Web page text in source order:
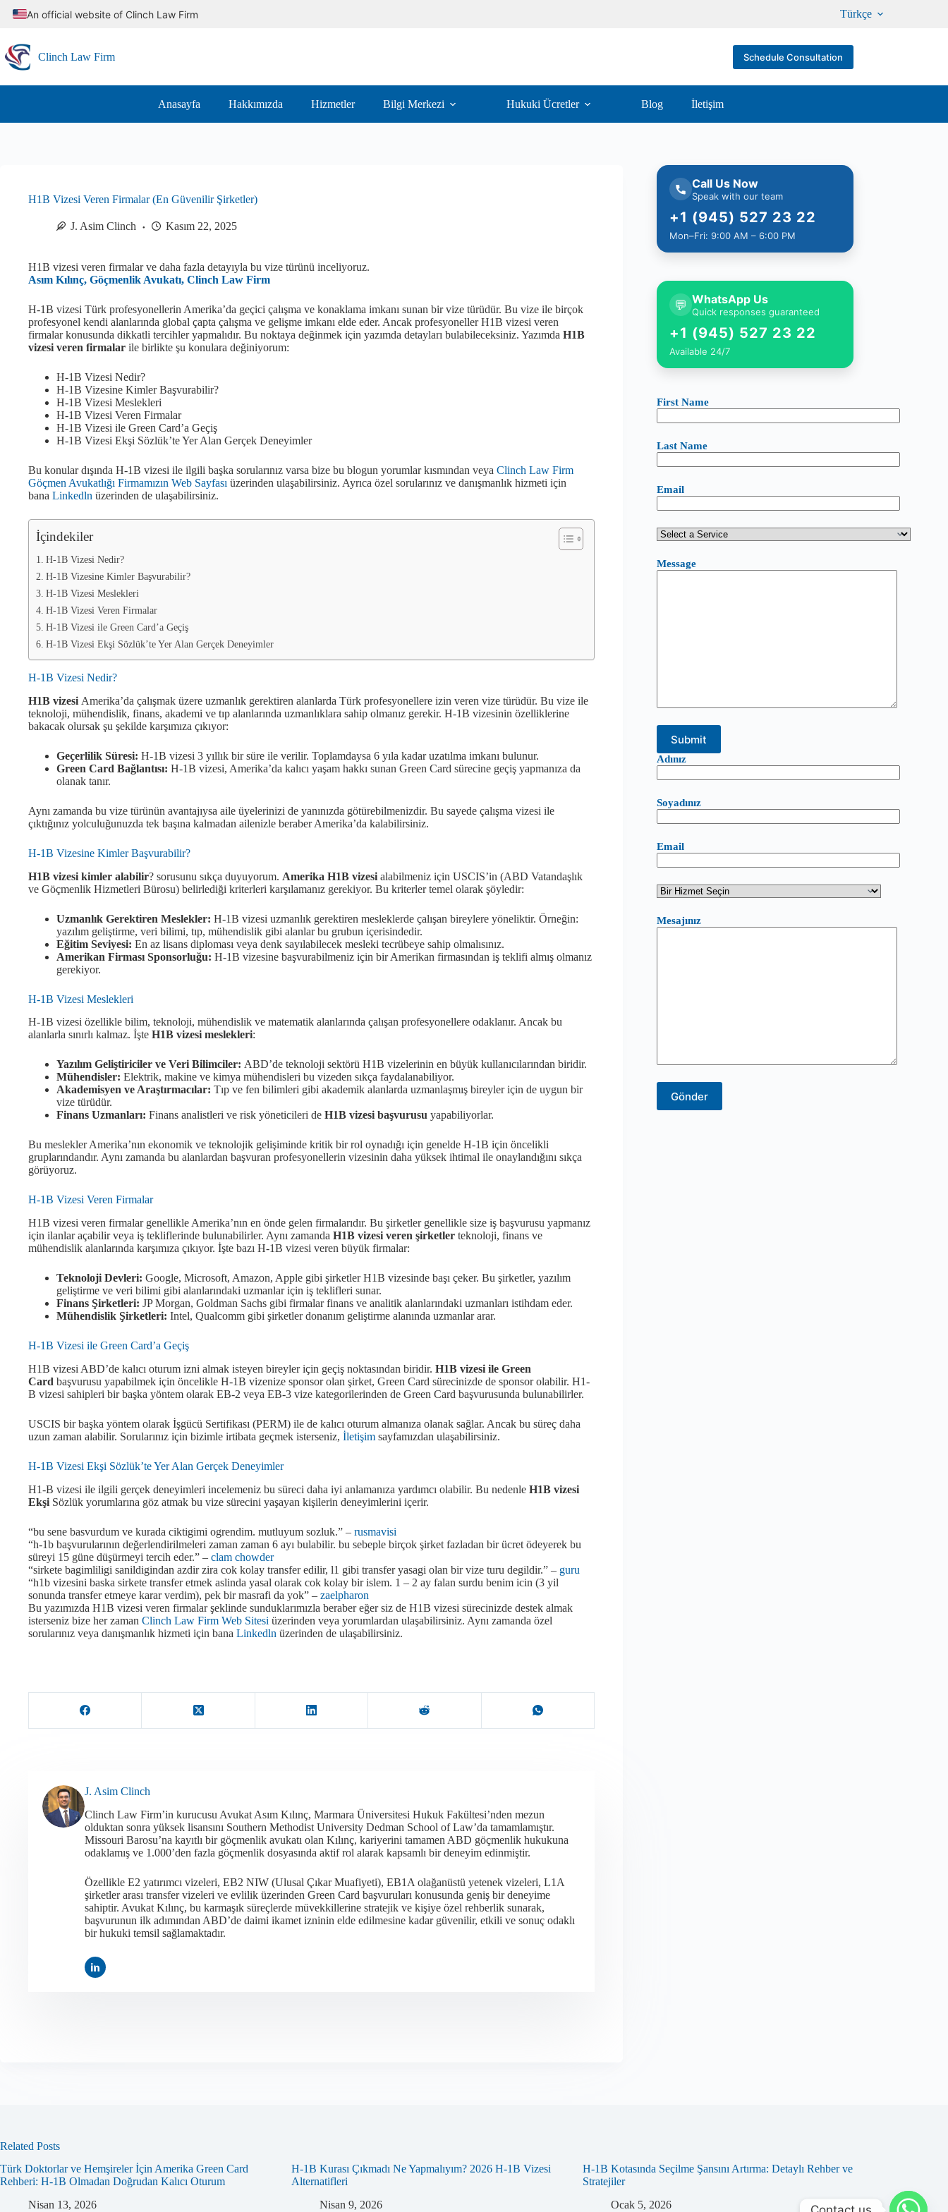
An official website of Clinch Law Firm Türkçe
Clinch Law Firm Schedule Consultation
Anasayfa Hakkımızda Hizmetler Bilgi Merkezi Hukuki Ücretler Blog İletişim
H1B Vizesi Veren Firmalar (En Güvenilir Şirketler)
J. Asim Clinch Kasım 22, 2025
H1B vizesi veren firmalar ve daha fazla detayıyla bu vize türünü inceliyoruz.
Asım Kılınç, Göçmenlik Avukatı, Clinch Law Firm
H-1B vizesi Türk profesyonellerin Amerika’da geçici çalışma ve konaklama imkanı sunan bir vize türüdür. Bu vize ile birçok
profesyonel kendi alanlarında global çapta çalışma ve gelişme imkanı elde eder. Ancak profesyoneller H1B vizesi veren
firmalar konusunda dikkatli tercihler yapmalıdır. Bu noktaya değinmek için yazımda detayları bulabileceksiniz. Yazımda H1B
vizesi veren firmalar ile birlikte şu konulara değiniyorum:
H-1B Vizesi Nedir?
H-1B Vizesine Kimler Başvurabilir?
H-1B Vizesi Meslekleri
H-1B Vizesi Veren Firmalar
H-1B Vizesi ile Green Card’a Geçiş
H-1B Vizesi Ekşi Sözlük’te Yer Alan Gerçek Deneyimler
Bu konular dışında H-1B vizesi ile ilgili başka sorularınız varsa bize bu blogun yorumlar kısmından veya Clinch Law Firm
Göçmen Avukatlığı Firmamızın Web Sayfası üzerinden ulaşabilirsiniz. Ayrıca özel sorularınız ve danışmanlık hizmeti için
bana Linkedln üzerinden de ulaşabilirsiniz.
İçindekiler
H-1B Vizesi Nedir?
H-1B Vizesine Kimler Başvurabilir?
H-1B Vizesi Meslekleri
H-1B Vizesi Veren Firmalar
H-1B Vizesi ile Green Card’a Geçiş
H-1B Vizesi Ekşi Sözlük’te Yer Alan Gerçek Deneyimler
H-1B Vizesi Nedir?
H1B vizesi Amerika’da çalışmak üzere uzmanlık gerektiren alanlarda Türk profesyonellere izin veren vize türüdür. Bu vize ile
teknoloji, mühendislik, finans, akademi ve tıp alanlarında uzmanlıklara sahip olmanız gerekir. H-1B vizesinin özelliklerine
bakacak olursak şu şekilde karşımıza çıkıyor:
Geçerlilik Süresi: H-1B vizesi 3 yıllık bir süre ile verilir. Toplamdaysa 6 yıla kadar uzatılma imkanı bulunur.
Green Card Bağlantısı: H-1B vizesi, Amerika’da kalıcı yaşam hakkı sunan Green Card sürecine geçiş yapmanıza da
olanak tanır.
Aynı zamanda bu vize türünün avantajıysa aile üyelerinizi de yanınızda götürebilmenizdir. Bu sayede çalışma vizesi ile
çıktığınız yolculuğunuzda tek başına kalmadan ailenizle beraber Amerika’da kalabilirsiniz.
H-1B Vizesine Kimler Başvurabilir?
H1B vizesi kimler alabilir? sorusunu sıkça duyuyorum. Amerika H1B vizesi alabilmeniz için USCIS’in (ABD Vatandaşlık
ve Göçmenlik Hizmetleri Bürosu) belirlediği kriterleri karşılamanız gerekiyor. Bu kriterler temel olarak şöyledir:
Uzmanlık Gerektiren Meslekler: H-1B vizesi uzmanlık gerektiren mesleklerde çalışan bireylere yöneliktir. Örneğin:
yazılım geliştirme, veri bilimi, tıp, mühendislik gibi alanlar bu grubun içerisindedir.
Eğitim Seviyesi: En az lisans diploması veya denk sayılabilecek mesleki tecrübeye sahip olmalısınız.
Amerikan Firması Sponsorluğu: H-1B vizesine başvurabilmeniz için bir Amerikan firmasından iş teklifi almış olmanız
gerekiyor.
H-1B Vizesi Meslekleri
H-1B vizesi özellikle bilim, teknoloji, mühendislik ve matematik alanlarında çalışan profesyonellere odaklanır. Ancak bu
alanlarla sınırlı kalmaz. İşte H1B vizesi meslekleri:
Yazılım Geliştiriciler ve Veri Bilimciler: ABD’de teknoloji sektörü H1B vizelerinin en büyük kullanıcılarından biridir.
Mühendisler: Elektrik, makine ve kimya mühendisleri bu vizeden sıkça faydalanabiliyor.
Akademisyen ve Araştırmacılar: Tıp ve fen bilimleri gibi akademik alanlarda uzmanlaşmış bireyler için de uygun bir
vize türüdür.
Finans Uzmanları: Finans analistleri ve risk yöneticileri de H1B vizesi başvurusu yapabiliyorlar.
Bu meslekler Amerika’nın ekonomik ve teknolojik gelişiminde kritik bir rol oynadığı için genelde H-1B için öncelikli
gruplarındandır. Aynı zamanda bu alanlardan başvuran profesyonellerin vizesinin daha yüksek ihtimal ile onaylandığını sıkça
görüyoruz.
H-1B Vizesi Veren Firmalar
H1B vizesi veren firmalar genellikle Amerika’nın en önde gelen firmalarıdır. Bu şirketler genellikle size iş başvurusu yapmanız
için ilanlar açabilir veya iş tekliflerinde bulunabilirler. Aynı zamanda H1B vizesi veren şirketler teknoloji, finans ve
mühendislik alanlarında karşımıza çıkıyor. İşte bazı H-1B vizesi veren büyük firmalar:
Teknoloji Devleri: Google, Microsoft, Amazon, Apple gibi şirketler H1B vizesinde başı çeker. Bu şirketler, yazılım
geliştirme ve veri bilimi gibi alanlarındaki uzmanlar için iş teklifleri sunar.
Finans Şirketleri: JP Morgan, Goldman Sachs gibi firmalar finans ve analitik alanlarındaki uzmanları istihdam eder.
Mühendislik Şirketleri: Intel, Qualcomm gibi şirketler donanım geliştirme alanında uzmanlar arar.
H-1B Vizesi ile Green Card’a Geçiş
H1B vizesi ABD’de kalıcı oturum izni almak isteyen bireyler için geçiş noktasından biridir. H1B vizesi ile Green
Card başvurusu yapabilmek için öncelikle H-1B vizenize sponsor olan şirket, Green Card sürecinizde de sponsor olabilir. H1-
B vizesi sahipleri bir başka yöntem olarak EB-2 veya EB-3 vize kategorilerinden de Green Card başvurusunda bulunabilirler.
USCIS bir başka yöntem olarak İşgücü Sertifikası (PERM) ile de kalıcı oturum almanıza olanak sağlar. Ancak bu süreç daha
uzun zaman alabilir. Sorularınız için bizimle irtibata geçmek isterseniz, İletişim sayfamızdan ulaşabilirsiniz.
H-1B Vizesi Ekşi Sözlük’te Yer Alan Gerçek Deneyimler
H1-B vizesi ile ilgili gerçek deneyimleri incelemeniz bu süreci daha iyi anlamanıza yardımcı olabilir. Bu nedenle H1B vizesi
Ekşi Sözlük yorumlarına göz atmak bu vize sürecini yaşayan kişilerin deneyimlerini içerir.
“bu sene basvurdum ve kurada ciktigimi ogrendim. mutluyum sozluk.” – rusmavisi
“h-1b başvurularının değerlendirilmeleri zaman zaman 6 ayı bulabilir. bu sebeple birçok şirket fazladan bir ücret ödeyerek bu
süreyi 15 güne düşürmeyi tercih eder.” – clam chowder
“sirkete bagimliligi sanildigindan azdir zira cok kolay transfer edilir, l1 gibi transfer yasagi olan bir vize turu degildir.” – guru
“h1b vizesini baska sirkete transfer etmek aslinda yasal olarak cok kolay bir islem. 1 – 2 ay falan surdu benim icin (3 yil
sonunda transfer etmeye karar verdim), pek bir masrafi da yok” – zaelpharon
Bu yazımızda H1B vizesi veren firmalar şeklinde sunduklarımızla beraber eğer siz de H1B vizesi sürecinizde destek almak
isterseniz bize her zaman Clinch Law Firm Web Sitesi üzerinden veya yorumlardan ulaşabilirsiniz. Aynı zamanda özel
sorularınız veya danışmanlık hizmeti için bana Linkedln üzerinden de ulaşabilirsiniz.
J. Asim Clinch
Clinch Law Firm’in kurucusu Avukat Asım Kılınç, Marmara Üniversitesi Hukuk Fakültesi’nden mezun
olduktan sonra yüksek lisansını Southern Methodist University Dedman School of Law’da tamamlamıştır.
Missouri Barosu’na kayıtlı bir göçmenlik avukatı olan Kılınç, kariyerini tamamen ABD göçmenlik hukukuna
odaklamış ve 1.000’den fazla göçmenlik dosyasında aktif rol alarak kapsamlı bir deneyim edinmiştir.​
Özellikle E2 yatırımcı vizeleri, EB2 NIW (Ulusal Çıkar Muafiyeti), EB1A olağanüstü yetenek vizeleri, L1A
şirketler arası transfer vizeleri ve evlilik üzerinden Green Card başvuruları konusunda geniş bir deneyime
sahiptir. Avukat Kılınç, bu karmaşık süreçlerde müvekkillerine stratejik ve kişiye özel rehberlik sunarak,
başvurunun ilk adımından ABD’de daimi ikamet izninin elde edilmesine kadar güvenilir, etkili ve sonuç odaklı
bir hukuki temsil sağlamaktadır.
Call Us Now
Speak with our team
+1 (945) 527 23 22
Mon–Fri: 9:00 AM – 6:00 PM
💬 WhatsApp Us
Quick responses guaranteed
+1 (945) 527 23 22
Available 24/7
First Name
Last Name
Email
Message
Adınız
Soyadınız
Email
Mesajınız
Related Posts
Türk Doktorlar ve Hemşireler İçin Amerika Green Card
Rehberi: H-1B Olmadan Doğrudan Kalıcı Oturum
Nisan 13, 2026
H-1B Kurası Çıkmadı Ne Yapmalıyım? 2026 H-1B Vizesi
Alternatifleri
Nisan 9, 2026
H-1B Kotasında Seçilme Şansını Artırma: Detaylı Rehber ve
Stratejiler
Ocak 5, 2026